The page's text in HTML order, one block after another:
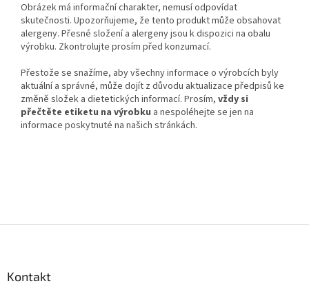
Obrázek má informační charakter, nemusí odpovídat
skutečnosti. Upozorňujeme, že tento produkt může obsahovat
alergeny. Přesné složení a alergeny jsou k dispozici na obalu
výrobku. Zkontrolujte prosím před konzumací.
Přestože se snažíme, aby všechny informace o výrobcích byly
aktuální a správné, může dojít z důvodu aktualizace předpisů ke
změně složek a dietetických informací. Prosím, vždy si
přečtěte etiketu na výrobku a nespoléhejte se jen na
informace poskytnuté na našich stránkách.
Kontakt